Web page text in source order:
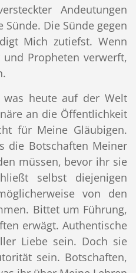
Andeutungen
Die Sünde gegen
Mich zutiefst. Wenn
Propheten verwerft,
heute auf der Welt
an die Öffentlichkeit
für Meine Gläubigen.
die Botschaften Meiner
müssen, bevor ihr sie
selbst diejenigen
von den
Bittet um Führung,
erwägt. Authentische
Liebe sein. Doch sie
sein. Botschaften,